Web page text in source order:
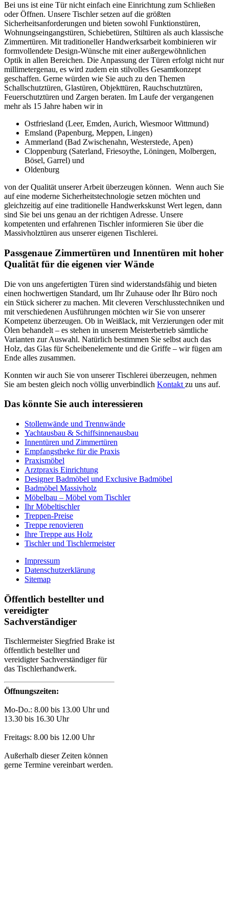
Bei uns ist eine Tür nicht einfach eine Einrichtung zum Schließen
oder Öffnen. Unsere Tischler setzen auf die größten
Sicherheitsanforderungen und bieten sowohl Funktionstüren,
Wohnungseingangstüren, Schiebetüren, Stiltüren als auch klassische
Zimmertüren. Mit traditioneller Handwerksarbeit kombinieren wir
formvollendete Design-Wünsche mit einer außergewöhnlichen
Optik in allen Bereichen. Die Anpassung der Türen erfolgt nicht nur
millimetergenau, es wird zudem ein stilvolles Gesamtkonzept
geschaffen. Gerne würden wie Sie auch zu den Themen
Schallschutztüren, Glastüren, Objekttüren, Rauchschutztüren,
Feuerschutztüren und Zargen beraten. Im Laufe der vergangenen
mehr als 15 Jahre haben wir in
Ostfriesland (Leer, Emden, Aurich, Wiesmoor Wittmund)
Emsland (Papenburg, Meppen, Lingen)
Ammerland (Bad Zwischenahn, Westerstede, Apen)
Cloppenburg (Saterland, Friesoythe, Löningen, Molbergen,
Bösel, Garrel) und
Oldenburg
von der Qualität unserer Arbeit überzeugen können. Wenn auch Sie
auf eine moderne Sicherheitstechnologie setzen möchten und
gleichzeitig auf eine traditionelle Handwerkskunst Wert legen, dann
sind Sie bei uns genau an der richtigen Adresse. Unsere
kompetenten und erfahrenen Tischler informieren Sie über die
Massivholztüren aus unserer eigenen Tischlerei.
Passgenaue Zimmertüren und Innentüren mit hoher
Qualität für die eigenen vier Wände
Die von uns angefertigten Türen sind widerstandsfähig und bieten
einen hochwertigen Standard, um Ihr Zuhause oder Ihr Büro noch
ein Stück sicherer zu machen. Mit cleveren Verschlusstechniken und
mit verschiedenen Ausführungen möchten wir Sie von unserer
Kompetenz überzeugen. Ob in Weißlack, mit Verzierungen oder mit
Ölen behandelt – es stehen in unserem Meisterbetrieb sämtliche
Varianten zur Auswahl. Natürlich bestimmen Sie selbst auch das
Holz, das Glas für Scheibenelemente und die Griffe – wir fügen am
Ende alles zusammen.
Konnten wir auch Sie von unserer Tischlerei überzeugen, nehmen
Sie am besten gleich noch völlig unverbindlich Kontakt zu uns auf.
Das könnte Sie auch interessieren
Stollenwände und Trennwände
Yachtausbau & Schiffsinnenausbau
Innentüren und Zimmertüren
Empfangstheke für die Praxis
Praxismöbel
Arztpraxis Einrichtung
Designer Badmöbel und Exclusive Badmöbel
Badmöbel Massivholz
Möbelbau – Möbel vom Tischler
Ihr Möbeltischler
Treppen-Preise
Treppe renovieren
Ihre Treppe aus Holz
Tischler und Tischlermeister
Impressum
Datenschutzerklärung
Sitemap
Öffentlich bestellter und
vereidigter
Sachverständiger
Tischlermeister Siegfried Brake ist
öffentlich bestellter und
vereidigter Sachverständiger für
das Tischlerhandwerk.
Öffnungszeiten:
Mo-Do.: 8.00 bis 13.00 Uhr und
13.30 bis 16.30 Uhr
Freitags: 8.00 bis 12.00 Uhr
Außerhalb dieser Zeiten können
gerne Termine vereinbart werden.